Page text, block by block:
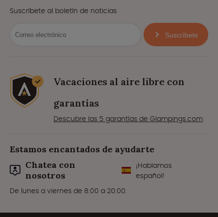
Suscríbete al boletín de noticias
Suscríbete
Vacaciones al aire libre con
garantías
Descubre las 5 garantías de Glampings.com
Estamos encantados de ayudarte
Chatea con
nosotros
¡Hablamos
español!
De lunes a viernes de 8:00 a 20:00.